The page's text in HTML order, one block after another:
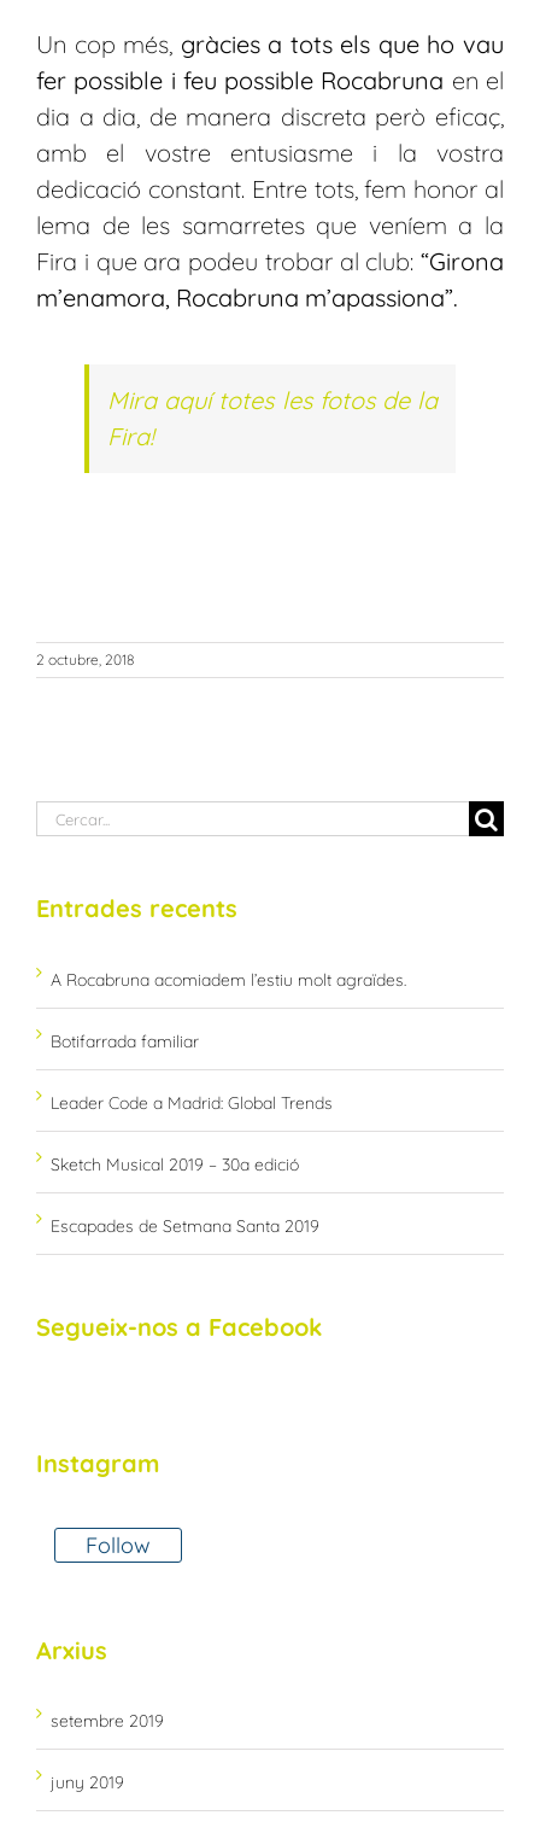
Un cop més, gràcies a tots els que ho vau
fer possible i feu possible Rocabruna en el
dia a dia, de manera discreta però eficaç,
amb el vostre entusiasme i la vostra
dedicació constant. Entre tots, fem honor al
lema de les samarretes que veníem a la
Fira i que ara podeu trobar al club: “Girona
m’enamora, Rocabruna m’apassiona”.
Mira aquí totes les fotos de la
Fira!
2 octubre, 2018
Cerca
Entrades recents
A Rocabruna acomiadem l’estiu molt agraïdes.
Botifarrada familiar
Leader Code a Madrid: Global Trends
Sketch Musical 2019 – 30a edició
Escapades de Setmana Santa 2019
Segueix-nos a Facebook
Instagram
Follow
Arxius
setembre 2019
juny 2019